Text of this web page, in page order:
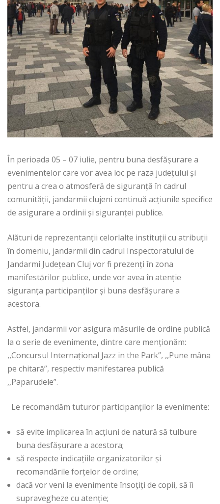
În perioada 05 – 07 iulie, pentru buna desfășurare a
evenimentelor care vor avea loc pe raza județului și
pentru a crea o atmosferă de siguranță în cadrul
comunității, jandarmii clujeni continuă acțiunile specifice
de asigurare a ordinii și siguranței publice.
Alături de reprezentanții celorlalte instituții cu atribuții
în domeniu, jandarmii din cadrul Inspectoratului de
Jandarmi Județean Cluj vor fi prezenți în zona
manifestărilor publice, unde vor avea în atenție
siguranța participanților și buna desfășurare a
acestora.
Astfel, jandarmii vor asigura măsurile de ordine publică
la o serie de evenimente, dintre care menționăm:
,,Concursul Internațional Jazz in the Park”, ,,Pune mâna
pe chitară”, respectiv manifestarea publică
,,Paparudele”.
Le recomandăm tuturor participanților la evenimente:
să evite implicarea în acțiuni de natură să tulbure
buna desfășurare a acestora;
să respecte indicațiile organizatorilor și
recomandările forțelor de ordine;
dacă vor veni la evenimente însoțiți de copii, să îi
supravegheze cu atenție;